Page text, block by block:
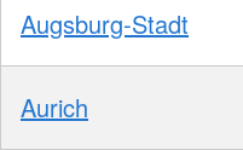
Augsburg-Stadt
Aurich